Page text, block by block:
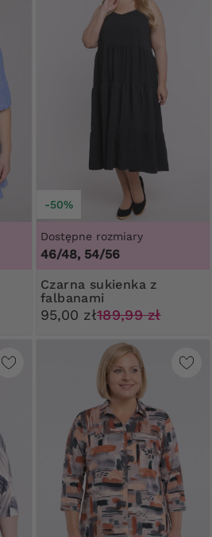
-50%
Dostępne rozmiary
46/48, 54/56
Czarna sukienka z
falbanami
95,00 zł189,99 zł